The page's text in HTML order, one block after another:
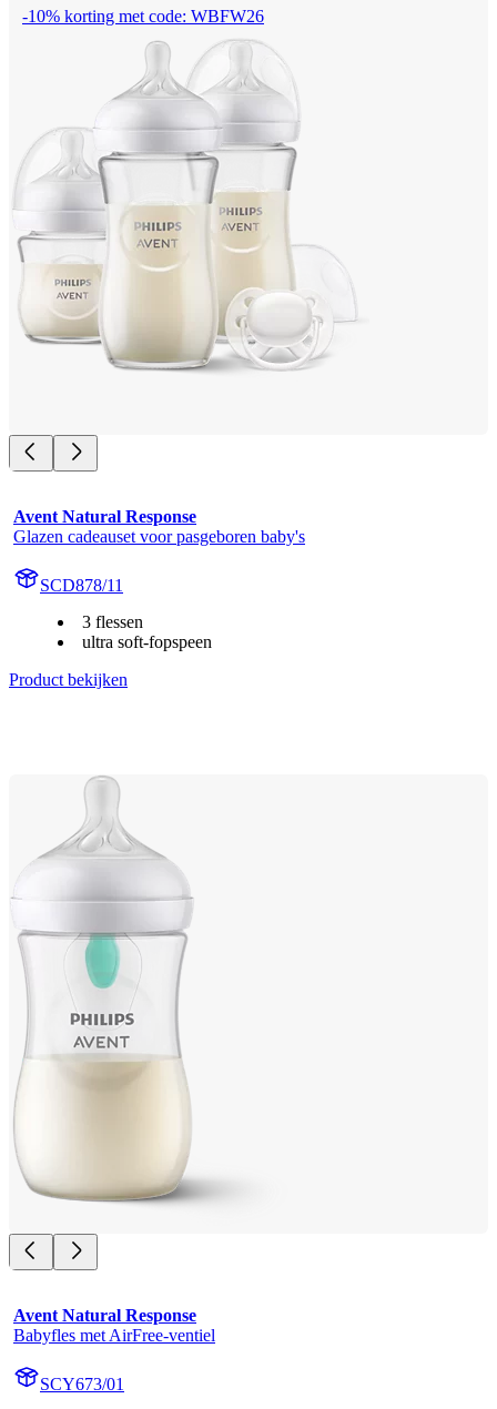
-10% korting met code: WBFW26
Avent Natural Response
Glazen cadeauset voor pasgeboren baby's
SCD878/11
3 flessen
ultra soft-fopspeen
Product bekijken
Avent Natural Response
Babyfles met AirFree-ventiel
SCY673/01